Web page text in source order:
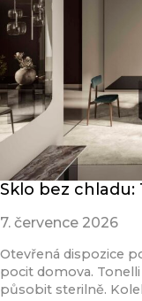
Sklo bez chladu:
7. července 2026
Otevřená dispozice
pocit domova.
působit sterilně.